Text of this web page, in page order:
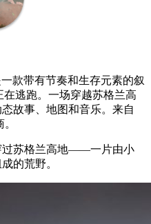
款带有节奏和生存元素的叙
在逃跑。一场穿越苏格兰高
故事、地图和音乐。来自
过苏格兰高地——一片由小
的荒野。